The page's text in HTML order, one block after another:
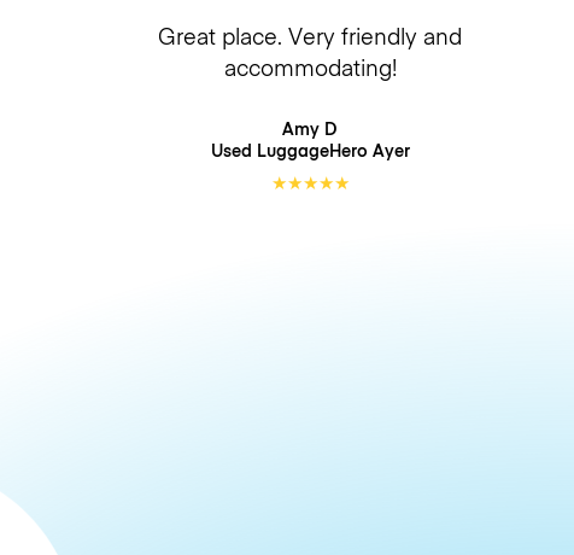
Great place. Very friendly and
accommodating!
Amy D
Used LuggageHero Ayer
★★★★★